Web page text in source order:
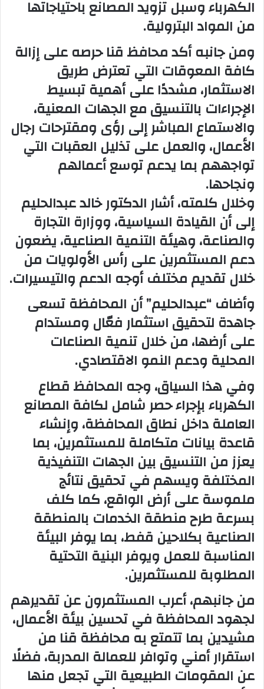
الكهرباء وسبل تزويد المصانع باحتياجاتها
من المواد البترولية.
ومن جانبه أكد محافظ قنا حرصه على إزالة
كافة المعوقات التي تعترض طريق
الاستثمار، مشددًا على أهمية تبسيط
الإجراءات بالتنسيق مع الجهات المعنية،
والاستماع المباشر إلى رؤى ومقترحات رجال
الأعمال، والعمل على تذليل العقبات التي
تواجههم بما يدعم توسع أعمالهم
ونجاحها.
وخلال كلمته، أشار الدكتور خالد عبدالحليم
إلى أن القيادة السياسية، ووزارة التجارة
والصناعة، وهيئة التنمية الصناعية، يضعون
دعم المستثمرين على رأس الأولويات من
خلال تقديم مختلف أوجه الدعم والتيسيرات.
وأضاف “عبدالحليم” أن المحافظة تسعى
جاهدة لتحقيق استثمار فعّال ومستدام
على أرضها، من خلال تنمية الصناعات
المحلية ودعم النمو الاقتصادي.
وفي هذا السياق، وجه المحافظ قطاع
الكهرباء بإجراء حصر شامل لكافة المصانع
العاملة داخل نطاق المحافظة، وإنشاء
قاعدة بيانات متكاملة للمستثمرين، بما
يعزز من التنسيق بين الجهات التنفيذية
المختلفة ويسهم في تحقيق نتائج
ملموسة على أرض الواقع، كما كلف
بسرعة طرح منطقة الخدمات بالمنطقة
الصناعية بكلاحين قفط، بما يوفر البيئة
المناسبة للعمل ويوفر البنية التحتية
المطلوبة للمستثمرين.
من جانبهم، أعرب المستثمرون عن تقديرهم
لجهود المحافظة في تحسين بيئة الأعمال،
مشيدين بما تتمتع به محافظة قنا من
استقرار أمني وتوافر للعمالة المدربة، فضلًا
عن المقومات الطبيعية التي تجعل منها